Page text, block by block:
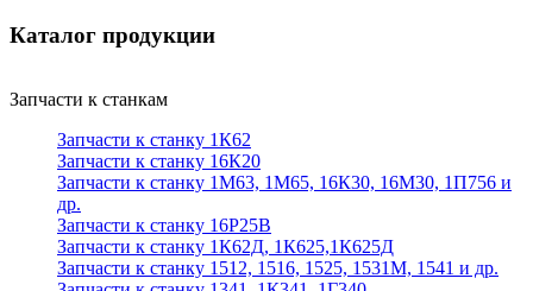
Каталог продукции
Запчасти к станкам
Запчасти к станку 1К62
Запчасти к станку 16К20
Запчасти к станку 1М63, 1М65, 16К30, 16М30, 1П756 и
др.
Запчасти к станку 16Р25В
Запчасти к станку 1К62Д, 1К625,1К625Д
Запчасти к станку 1512, 1516, 1525, 1531М, 1541 и др.